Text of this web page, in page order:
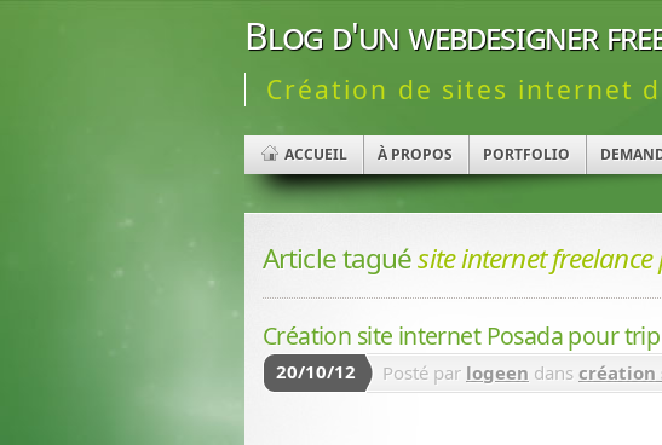
Blog d'un webdesigner
Création de sites internet
ACCUEIL À PROPOS PORTFOLIO
Article taguésite internet
Création site internet Posada pour
20/10/12 Posté par logeen dans création